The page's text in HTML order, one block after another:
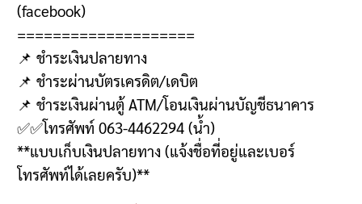
(facebook)
====================
📌 ชำระเงินปลายทาง
📌 ชำระผ่านบัตรเครดิต/เดบิต
📌 ชำระเงินผ่านตู้ATM/โอนเงินผ่านบัญชีธนาคาร
✅✅โทรศัพท์ 063-4462294 (น้ำ)
**แบบเก็บเงินปลายทาง (แจ้งชื่อที่อยู่และเบอร์
โทรศัพท์ได้เลยครับ)**